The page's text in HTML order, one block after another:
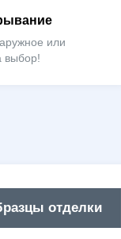
или
выбор!
отделки